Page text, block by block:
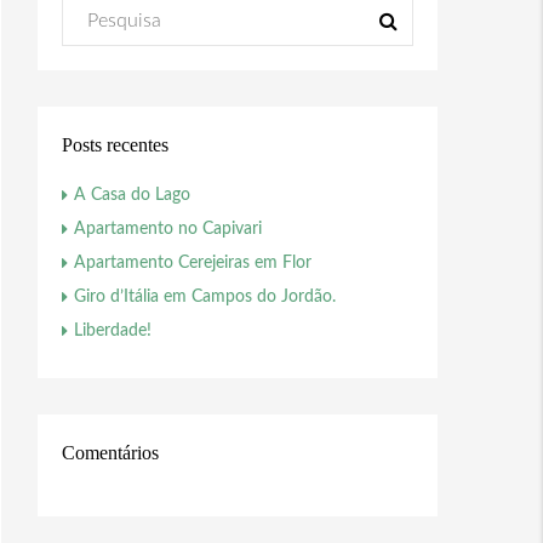
Posts recentes
A Casa do Lago
Apartamento no Capivari
Apartamento Cerejeiras em Flor
Giro d’Itália em Campos do Jordão.
Liberdade!
Comentários